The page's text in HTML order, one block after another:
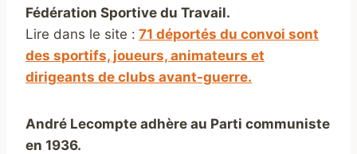
Fédération Sportive du Travail.
Lire dans le site : 71 déportés du convoi sont
des sportifs, joueurs, animateurs et
dirigeants de clubs avant-guerre.
André Lecompte adhère au Parti communiste
en 1936.